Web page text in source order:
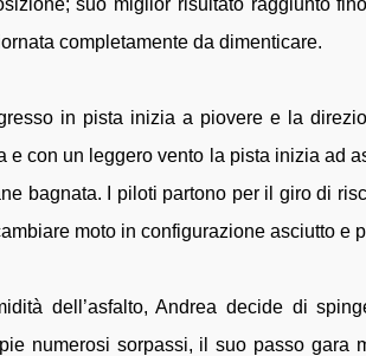
completamente da dimenticare.
in pista inizia a piovere e la
e con un leggero vento la pista inizia ad
bagnata. I piloti partono per il giro di
moto in configurazione asciutto e
dell’asfalto, Andrea decide di
numerosi sorpassi, il suo passo gara